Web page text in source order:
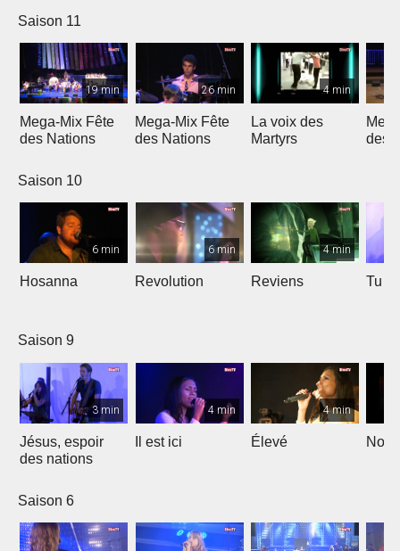
Saison 11
19 min
Mega-Mix Fête
des Nations
26 min
Mega-Mix Fête
des Nations
4 min
La voix des
Martyrs
des
Saison 10
6 min
Hosanna
6 min
Revolution
4 min
Reviens Tu
Saison 9
3 min
Jésus, espoir
des nations
4 min
Il est ici
4 min
Élevé
Saison 6